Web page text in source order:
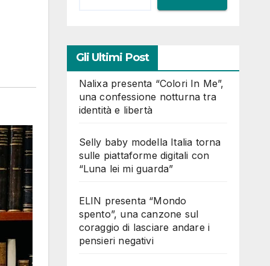
Gli Ultimi Post
Nalixa presenta “Colori In Me”,
una confessione notturna tra
identità e libertà
Selly baby modella Italia torna
sulle piattaforme digitali con
“Luna lei mi guarda”
ELIN presenta “Mondo
spento”, una canzone sul
coraggio di lasciare andare i
pensieri negativi